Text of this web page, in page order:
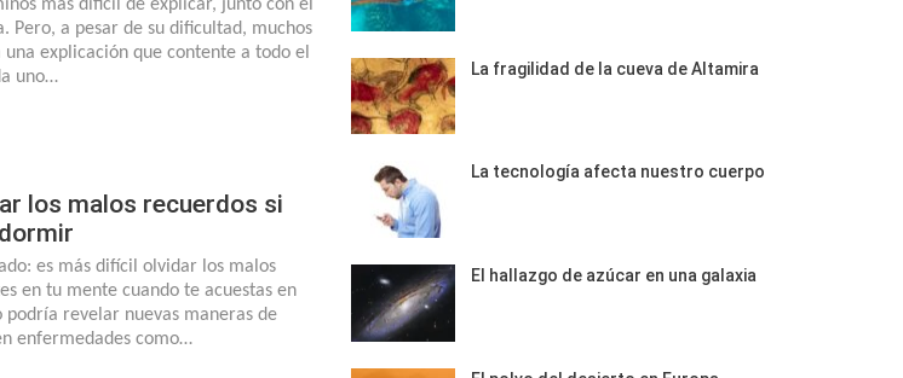
más difícil de explicar, junto con el
Pero, a pesar de su dificultad, muchos
explicación que contente a todo el
uno…
los malos recuerdos si
es más difícil olvidar los malos
en tu mente cuando te acuestas en
podría revelar nuevas maneras de
enfermedades como…
La fragilidad de la cueva de Altamira
La tecnología afecta nuestro cuerpo
El hallazgo de azúcar en una galaxia